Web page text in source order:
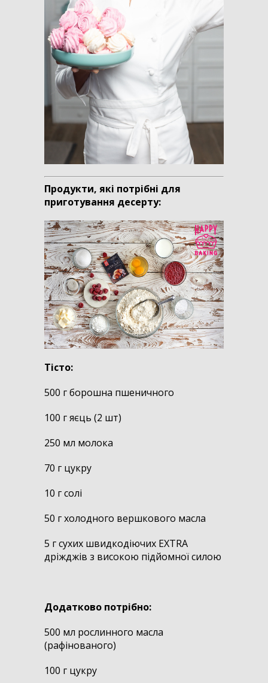
Продукти, які потрібні для
приготування десерту:
Тісто:
500 г борошна пшеничного
100 г яєць (2 шт)
250 мл молока
70 г цукру
10 г солі
50 г холодного вершкового масла
5 г сухих швидкодіючих EXTRA
дріжджів з високою підйомної силою
Додатково потрібно:
500 мл рослинного масла
(рафінованого)
100 г цукру